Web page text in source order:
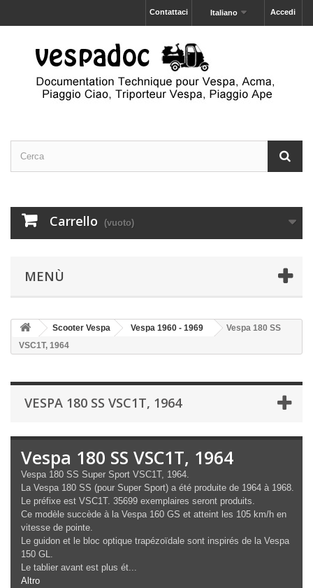
Accedi
Italiano
Contattaci
Carrello (vuoto)
MENÙ
Scooter Vespa Vespa 1960 - 1969
Vespa 180 SS
VSC1T, 1964
VESPA 180 SS VSC1T, 1964
Vespa 180 SS VSC1T, 1964
Vespa 180 SS Super Sport VSC1T, 1964.
La Vespa 180 SS (pour Super Sport) a été produite de 1964 à 1968.
Le préfixe est VSC1T. 35699 exemplaires seront produits.
Ce modèle succède à la Vespa 160 GS et atteint les 105 km/h en
vitesse de pointe.
Le guidon et le bloc optique trapézoïdale sont inspirés de la Vespa
150 GL.
Le tablier avant est plus ét...
Altro